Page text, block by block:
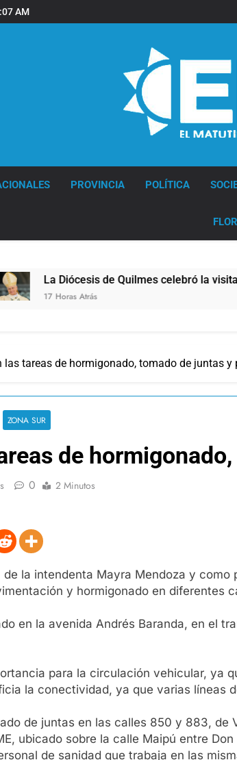
AM
PROVINCIA POLÍTICA
La Diócesis de Quilmes celebró la visita del
17 Horas Atrás
las tareas de hormigonado, tomado de juntas y
ZONA SUR
de
0 2 Minutos
la intendenta Mayra Mendoza y
y hormigonado en diferentes
en la avenida Andrés Baranda, en el
para la circulación vehicular, ya
la conectividad, ya que varias líneas
de juntas en las calles 850 y 883,
ubicado sobre la calle Maipú entre
de sanidad que trabaja en las